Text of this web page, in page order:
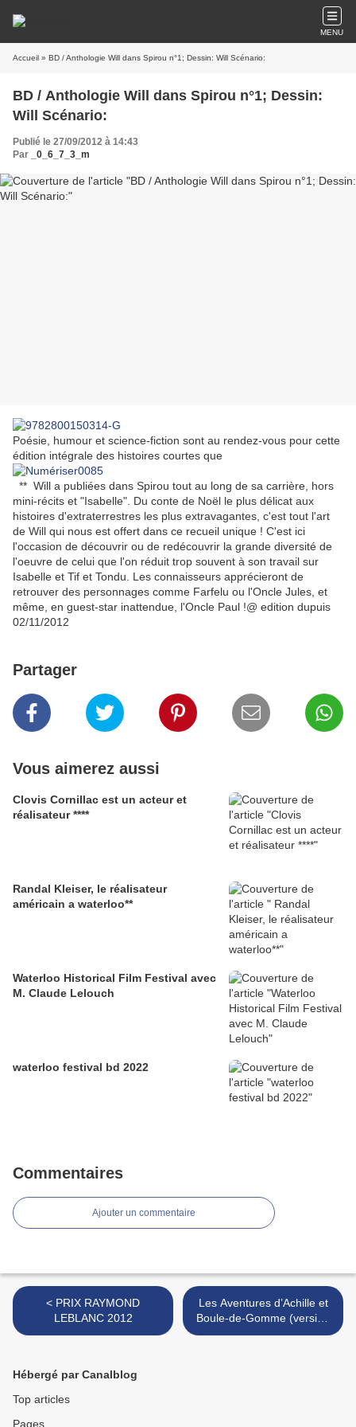
MENU
Accueil » BD / Anthologie Will dans Spirou n°1; Dessin: Will Scénario:
BD / Anthologie Will dans Spirou n°1; Dessin:
Will Scénario:
Publié le 27/09/2012 à 14:43
Par
_0_6_7_3_m
Poésie, humour et science-fiction sont au rendez-vous pour cette
édition intégrale des histoires courtes que
** Will a publiées dans Spirou tout au long de sa carrière, hors
mini-récits et "Isabelle". Du conte de Noël le plus délicat aux
histoires d'extraterrestres les plus extravagantes, c'est tout l'art
de Will qui nous est offert dans ce recueil unique ! C'est ici
l'occasion de découvrir ou de redécouvrir la grande diversité de
l'oeuvre de celui que l'on réduit trop souvent à son travail sur
Isabelle et Tif et Tondu. Les connaisseurs apprécieront de
retrouver des personnages comme Farfelu ou l'Oncle Jules, et
même, en guest-star inattendue, l'Oncle Paul !@ edition dupuis
02/11/2012
Partager
Vous aimerez aussi
Clovis Cornillac est un acteur et
réalisateur ****
Randal Kleiser, le réalisateur
américain a waterloo**
Waterloo Historical Film Festival avec
M. Claude Lelouch
waterloo festival bd 2022
Commentaires
Ajouter un commentaire
< PRIX RAYMOND
LEBLANC 2012
Les Aventures d’Achille et
Boule-de-Gomme (version
2012) >
Hébergé par Canalblog
Top articles
Pages